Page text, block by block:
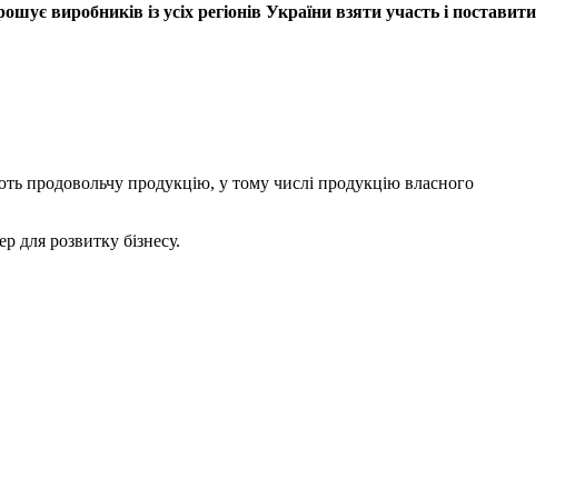
виробників із усіх регіонів України взяти участь і поставити
продовольчу продукцію, у тому числі продукцію власного
для розвитку бізнесу.